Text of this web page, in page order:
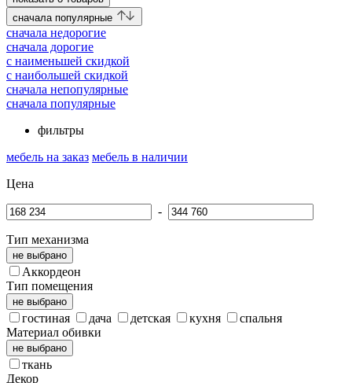
cначала популярные
cначала недорогие
cначала дорогие
c наименьшей скидкой
c наибольшей скидкой
сначала непопулярные
сначала популярные
фильтры
мебель на заказ мебель в наличии
Цена
-
Тип механизма
не выбрано
Аккордеон
Тип помещения
не выбрано
гостиная дача детская кухня
спальня
Материал обивки
не выбрано
ткань
Декор